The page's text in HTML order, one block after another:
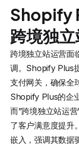
Shopify
跨境独
跨境独立站运营面
调。Shopify Plus
支付网关，确保全
Shopify Plus的企
而”跨境独立站运
了客户满意度提升
嵌入，强调其数据